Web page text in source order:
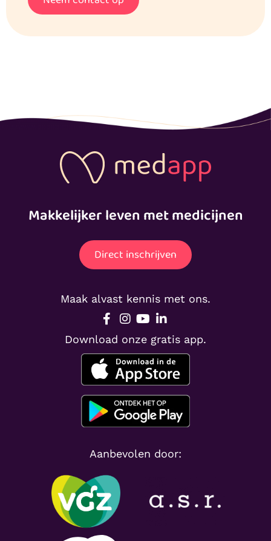
Makkelijker leven met medicijnen
Direct inschrijven
Maak alvast kennis met ons.
Download onze gratis app.
Aanbevolen door: